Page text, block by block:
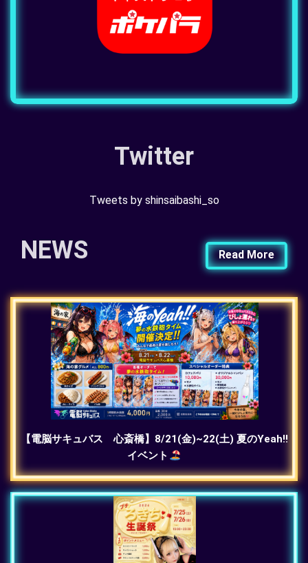
Twitter
Tweets by shinsaibashi_so
NEWS Read More
【電脳サキュバス 心斎橋】8/21(金)~22(土) 夏のYeah!!
イベント